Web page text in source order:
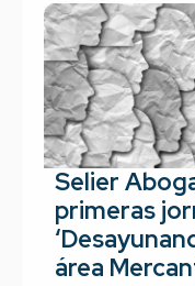
Selier
primeras
área